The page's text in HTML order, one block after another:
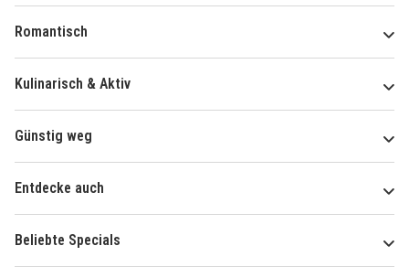
Romantisch
Kulinarisch & Aktiv
Günstig weg
Entdecke auch
Beliebte Specials